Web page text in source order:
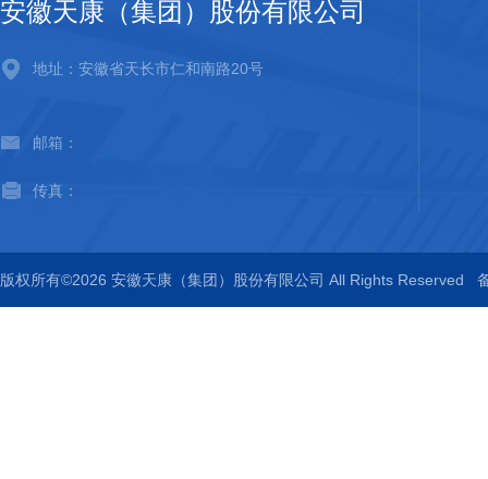
安徽天康（集团）股份有限公司
地址：安徽省天长市仁和南路20号
邮箱：
传真：
版权所有©2026 安徽天康（集团）股份有限公司 All Rights Reserved